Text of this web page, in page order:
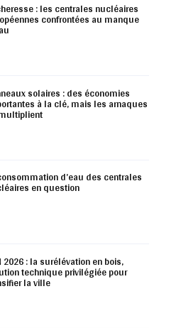
: les centrales nucléaires
confrontées au manque
solaires : des économies
à la clé, mais les arnaques
d’eau des centrales
en question
2026 : la surélévation en bois,
technique privilégiée pour
la ville